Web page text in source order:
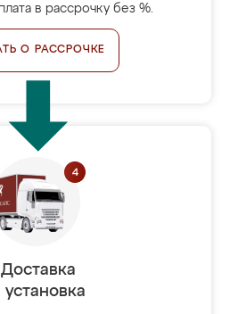
в рассрочку без %.
О РАССРОЧКЕ
Доставка
установка